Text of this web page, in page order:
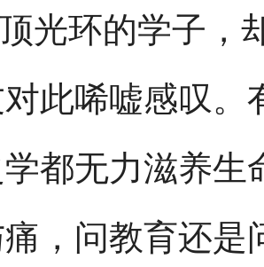
光环的学子，
此唏嘘感叹。
都无力滋养
，问教育还是